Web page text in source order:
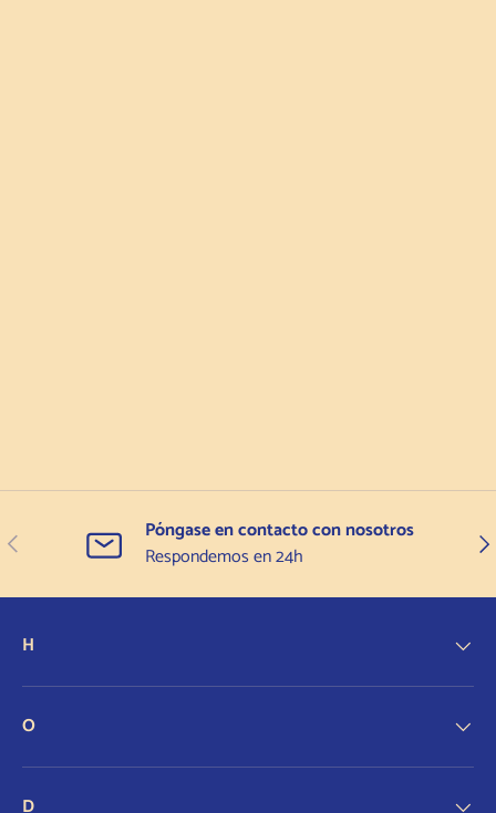
Anterior
Póngase en contacto con nosotros
Respondemos en 24h
H
O
D